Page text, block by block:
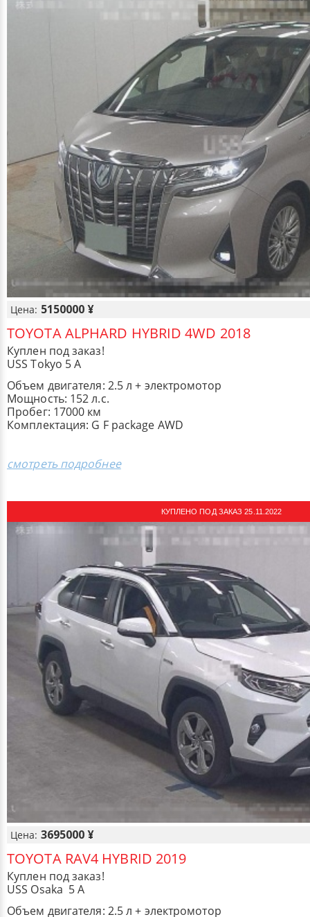
Цена: 5150000 ¥
TOYOTA ALPHARD HYBRID 4WD 2018
Куплен под заказ!
USS Tokyo 5 A
Объем двигателя: 2.5 л + электромотор
Мощность: 152 л.с.
Пробег: 17000 км
Комплектация: ​G F package AWD
смотреть подробнее
КУПЛЕНО ПОД ЗАКАЗ 25.11.2022
Цена: 3695000 ¥
TOYOTA RAV4 HYBRID 2019
Куплен под заказ!
USS Osaka 5 A
Объем двигателя: 2.5 л + электромотор